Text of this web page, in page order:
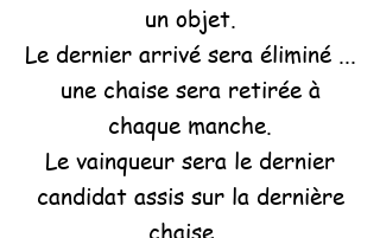
un objet.
Le dernier arrivé sera éliminé ...
une chaise sera retirée à
chaque manche.
Le vainqueur sera le dernier
candidat assis sur la dernière